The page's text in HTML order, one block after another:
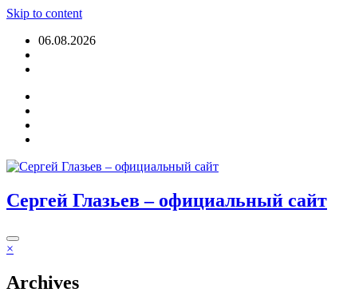
Skip to content
06.08.2026
Сергей Глазьев – официальный сайт
×
Archives